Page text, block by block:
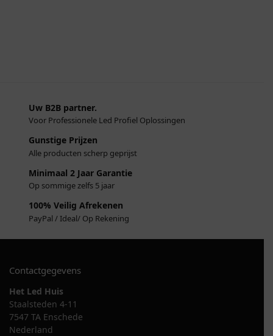
Uw B2B partner.
Voor Professionele Led Profiel Oplossingen
Gunstige Prijzen
Alle producten scherp geprijst
Minimaal 2 Jaar Garantie
Op sommige zelfs 5 jaar
100% Veilig Afrekenen
PayPal / Ideal/ Op Rekening
Contactgegevens
Het Led Huis
Staalsteden 4-11
7547 TA Enschede
Nederland